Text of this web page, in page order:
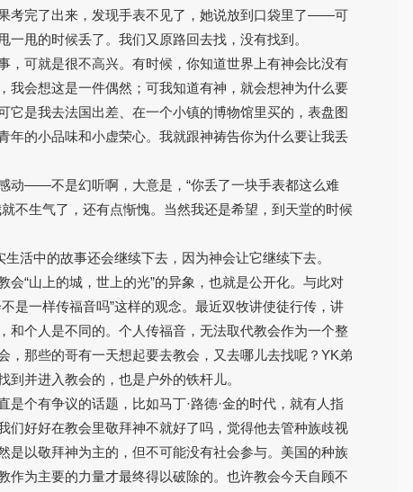
考完了出来，发现手表不见了，她说放到口袋里了——可
一甩的时候丢了。我们又原路回去找，没有找到。
，可就是很不高兴。有时候，你知道世界上有神会比没有
我会想这是一件偶然；可我知道有神，就会想神为什么要
它是我去法国出差、在一个小镇的博物馆里买的，表盘图
年的小品味和小虚荣心。我就跟神祷告你为什么要让我丢
动——不是幻听啊，大意是，“你丢了一块手表都这么难
不生气了，还有点惭愧。当然我还是希望，到天堂的时候
活中的故事还会继续下去，因为神会让它继续下去。
会“山上的城，世上的光”的异象，也就是公开化。与此对
是一样传福音吗”这样的观念。最近双牧讲使徒行传，讲
和个人是不同的。个人传福音，无法取代教会作为一个整
，那些的哥有一天想起要去教会，又去哪儿去找呢？YK弟
到并进入教会的，也是户外的铁杆儿。
是个有争议的话题，比如马丁·路德·金的时代，就有人指
们好好在教会里敬拜神不就好了吗，觉得他去管种族歧视
是以敬拜神为主的，但不可能没有社会参与。美国的种族
作为主要的力量才最终得以破除的。也许教会今天自顾不